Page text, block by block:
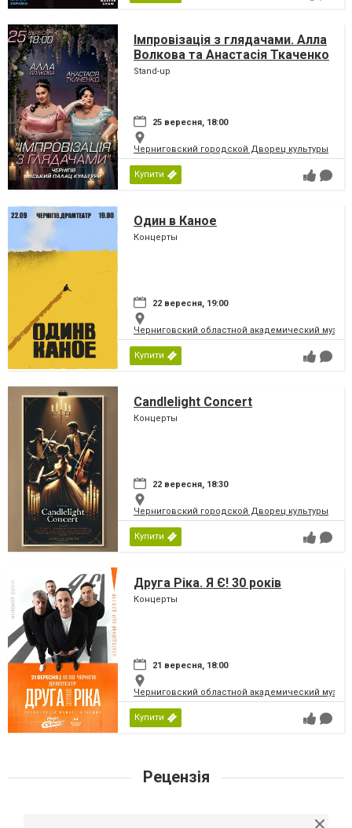
Імпровізація з глядачами. Алла
Волкова та Анастасія Ткаченко
Stand-up
25 вересня, 18:00
Черниговский городской Дворец культуры
Купити
Один в Каное
Концерты
22 вересня, 19:00
Черниговский областной академический
Купити
Candlelight Concert
Концерты
22 вересня, 18:30
Черниговский городской Дворец культуры
Купити
Друга Ріка. Я Є! 30 років
Концерты
21 вересня, 18:00
Черниговский областной академический
Купити
Рецензія